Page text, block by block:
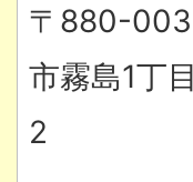
〒880-
市霧島1丁
2